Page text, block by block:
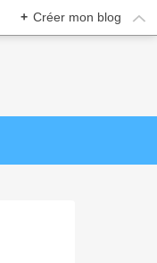
+ Créer mon blog